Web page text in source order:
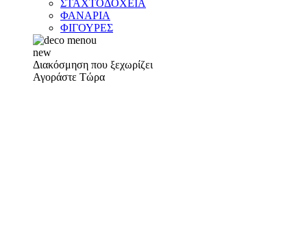
ΣΤΑΧΤΟΔΟΧΕΙΑ
ΦΑΝΑΡΙΑ
ΦΙΓΟΥΡΕΣ
new
Διακόσμηση που ξεχωρίζει
Αγοράστε Τώρα